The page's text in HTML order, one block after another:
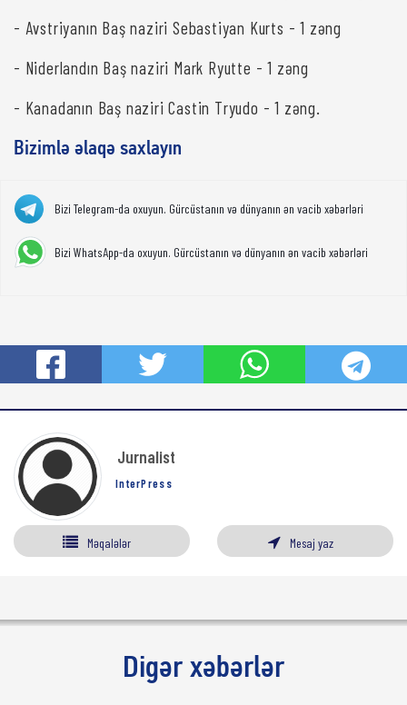
- Avstriyanın Baş naziri Sebastiyan Kurts - 1 zəng
- Niderlandın Baş naziri Mark Ryutte - 1 zəng
- Kanadanın Baş naziri Castin Tryudo - 1 zəng.
Bizimlə əlaqə saxlayın
Bizi Telegram-da oxuyun. Gürcüstanın və dünyanın ən vacib xəbərləri
Bizi WhatsApp-da oxuyun. Gürcüstanın və dünyanın ən vacib xəbərləri
Jurnalist
InterPress
Məqalələr Mesaj yaz
Digər xəbərlər